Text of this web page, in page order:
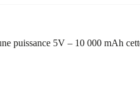
puissance 5V – 10 000 mAh